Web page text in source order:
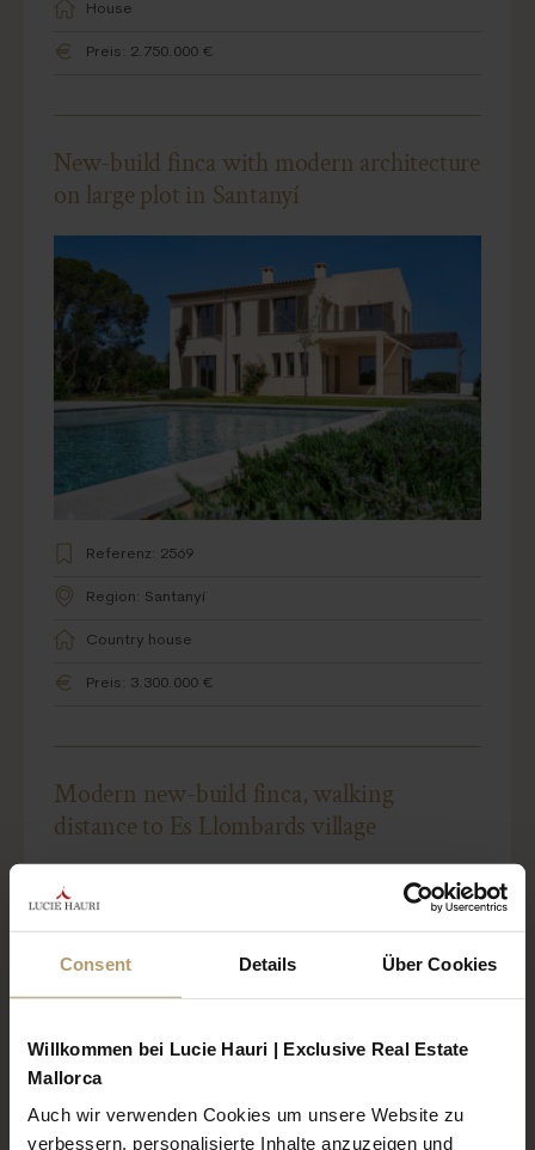
Consent Details Über Cookies
Willkommen bei Lucie Hauri | Exclusive Real Estate
Mallorca
Auch wir verwenden Cookies um unsere Website zu
verbessern, personalisierte Inhalte anzuzeigen und
House
Preis: 2.750.000 €
New-build finca with modern architecture
on large plot in Santanyí
Referenz: 2569
Region: Santanyí
Country house
Preis: 3.300.000 €
Modern new-build finca, walking
distance to Es Llombards village